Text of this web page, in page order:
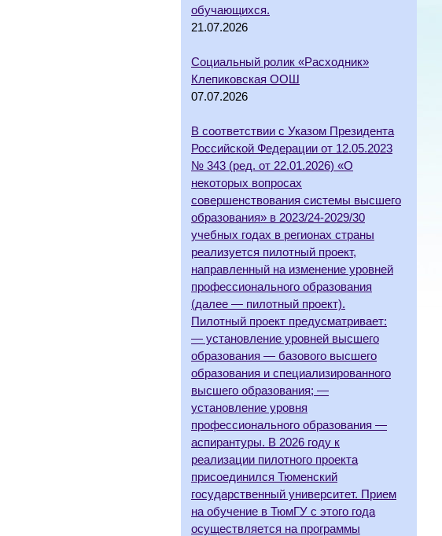
обучающихся.
21.07.2026
Социальный ролик «Расходник»
Клепиковская ООШ
07.07.2026
В соответствии с Указом Президента
Российской Федерации от 12.05.2023
№ 343 (ред. от 22.01.2026) «О
некоторых вопросах
совершенствования системы высшего
образования» в 2023/24-2029/30
учебных годах в регионах страны
реализуется пилотный проект,
направленный на изменение уровней
профессионального образования
(далее — пилотный проект).
Пилотный проект предусматривает:
— установление уровней высшего
образования — базового высшего
образования и специализированного
высшего образования; —
установление уровня
профессионального образования —
аспирантуры. В 2026 году к
реализации пилотного проекта
присоединился Тюменский
государственный университет. Прием
на обучение в ТюмГУ с этого года
осуществляется на программы